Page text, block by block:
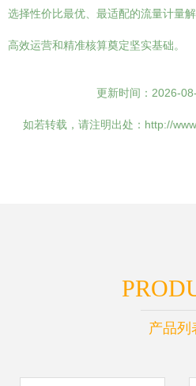
选择性价比最优、最适配的流量计量
高效运营和精准核算奠定坚实基础。
更新时间：2026-
如若转载，请注明出处：http://
产品列